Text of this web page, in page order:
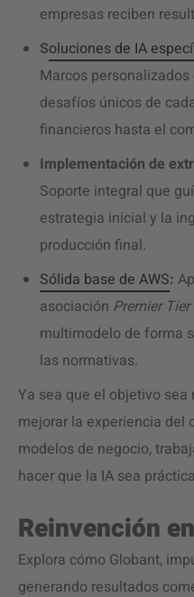
empresas reciben
Soluciones de IA
Marcos
desafíos únicos de
financieros hasta el
Implementación de
Soporte integral que
estrategia inicial y la
producción final.
Sólida base de AWS:
asociación Premier Tier
multimodelo de forma
las normativas.
Ya sea que el objetivo
mejorar la experiencia del
modelos de negocio,
hacer que la IA sea
Reinvención
Explora cómo Globant,
generando resultados